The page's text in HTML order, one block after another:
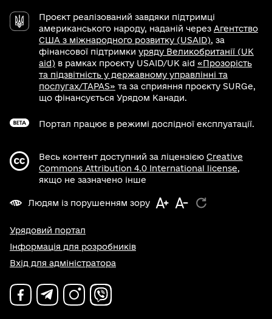
Проєкт реалізований завдяки підтримці
американського народу, наданій через Агентство
США з міжнародного розвитку (USAID), за
фінансової підтримки уряду Великобританії (UK
aid) в рамках проєкту USAID/UK aid «Прозорість
та підзвітність у державному управлінні та
послугах/TAPAS» та за сприяння проєкту SURGe,
що фінансується Урядом Канади.
Портал працює в режимі дослідної експлуатації.
Весь контент доступний за ліцензією Creative
Commons Attribution 4.0 International license,
якщо не зазначено інше
Людям із порушенням зору
Урядовий портал
Інформація для розробників
Вхід для адміністратора